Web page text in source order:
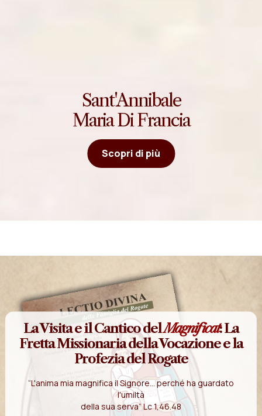
Sant'Annibale
Maria Di Francia
Scopri di più
La Visita e il Cantico delMagnificat: La
Fretta Missionaria della Vocazione e la
Profezia del Rogate
“L'anima mia magnifica il Signore... perché ha guardato
l'umiltà
della sua serva” Lc 1,46.48